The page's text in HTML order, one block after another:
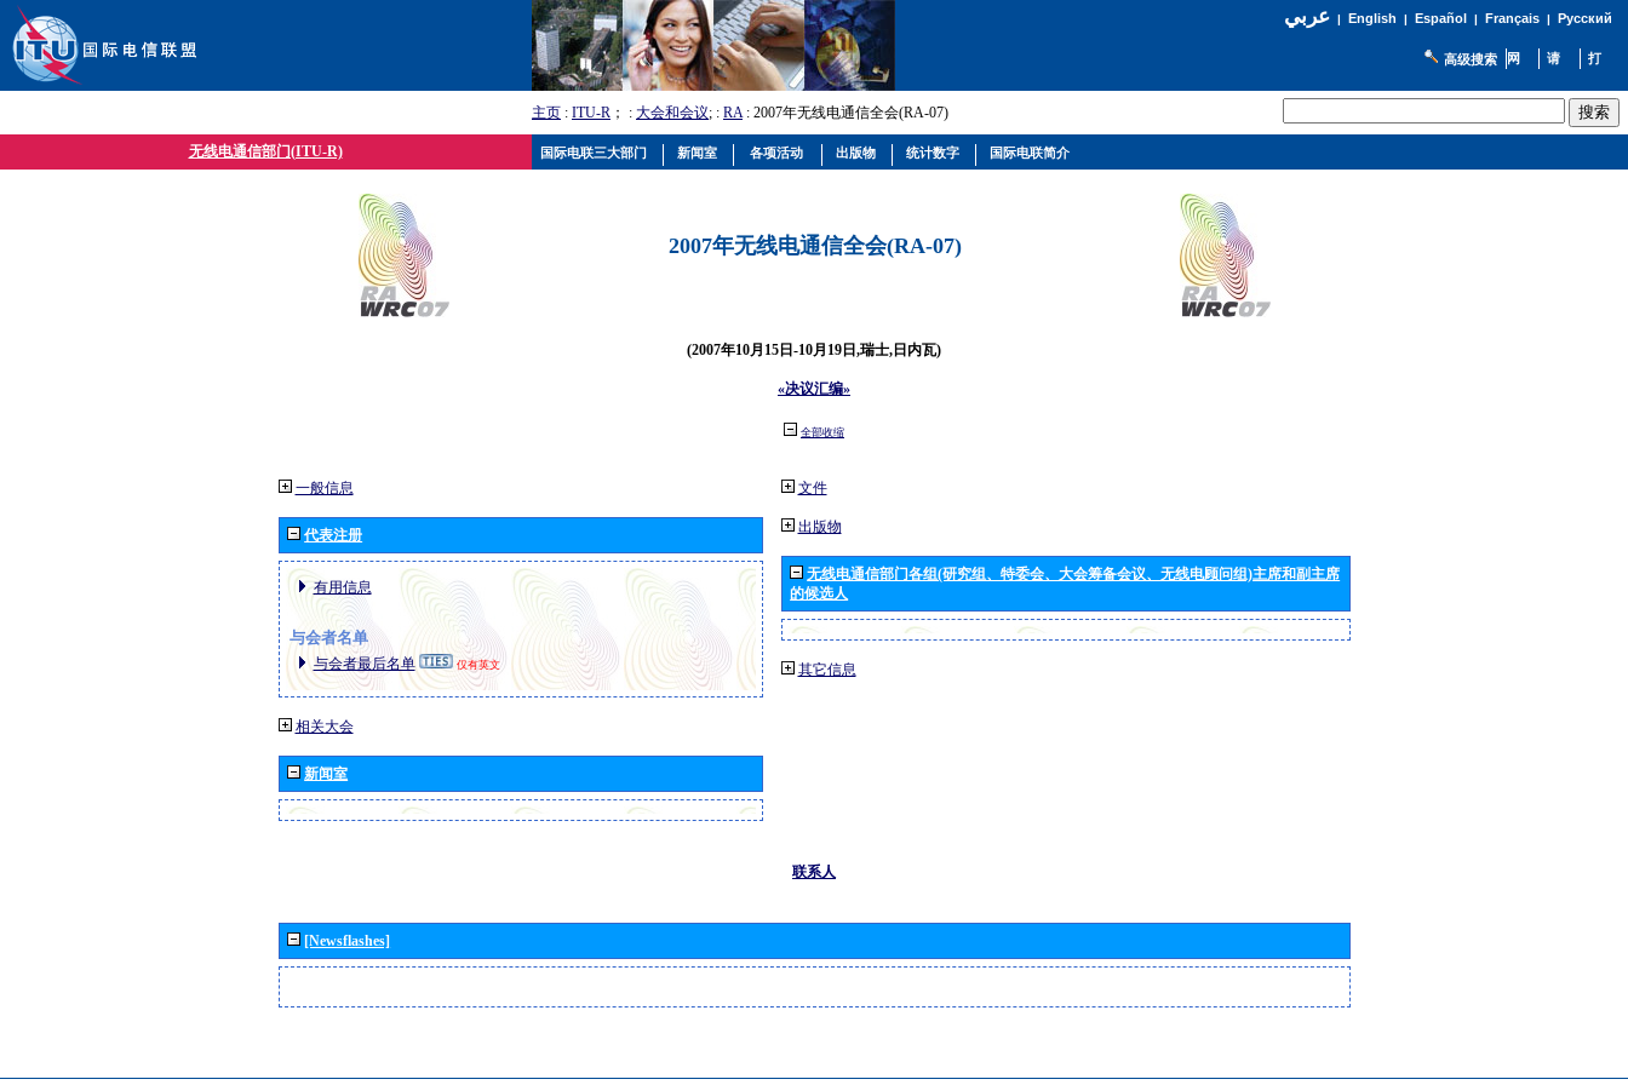
عربي| English | Español | Français| Русский
高级搜索
主页 : ITU-R ； : 大会和会议; : RA: 2007年无线电通信全会(RA-07)
无线电通信部门(ITU-R)
2007年无线电通信全会(RA-07)
(2007年10月15日-10月19日,瑞士,日内瓦)
«决议汇编»
全部收缩
一般信息
代表注册
有用信息
与会者名单
与会者最后名单 仅有英文
相关大会
新闻室
文件
出版物
无线电通信部门各组(研究组、特委会、大会筹备会议、无线电顾问组)主席和副主席
的候选人
其它信息
联系人
[Newsflashes]
国际电联三大部门 新闻室 各项活动 出版物 统计数字 国际电联简介